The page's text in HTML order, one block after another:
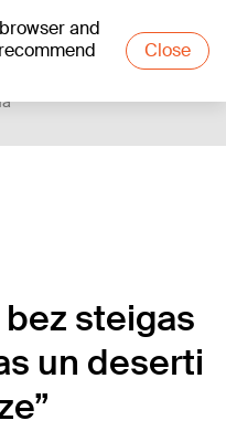
and
Close
steigas
un deserti